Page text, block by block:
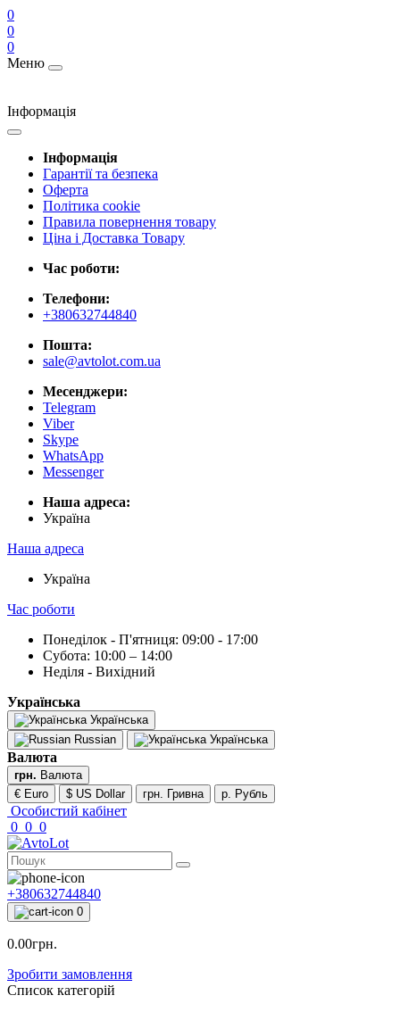
0
0
0
Меню
Інформація
Інформація
Гарантії та безпека
Оферта
Політика cookie
Правила повернення товару
Ціна і Доставка Товару
Час роботи:
Телефони:
+380632744840
Пошта:
sale@avtolot.com.ua
Месенджери:
Telegram
Viber
Skype
WhatsApp
Messenger
Наша адреса:
Українa
Наша адреса
Українa
Час роботи
Понеділок - П'ятниця: 09:00 - 17:00
Субота: 10:00 – 14:00
Неділя - Вихідний
Українська
Українська
Russian
Українська
Валюта
грн. Валюта
€ Euro
$ US Dollar грн. Гривна р. Рубль
Особистий кабінет
0 0 0
+380632744840
0
0.00грн.
Зробити замовлення
Список категорій